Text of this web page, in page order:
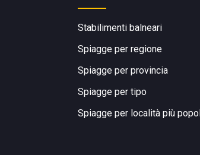
Stabilimenti balneari
Spiagge per regione
Spiagge per provincia
Spiagge per tipo
Spiagge per località più